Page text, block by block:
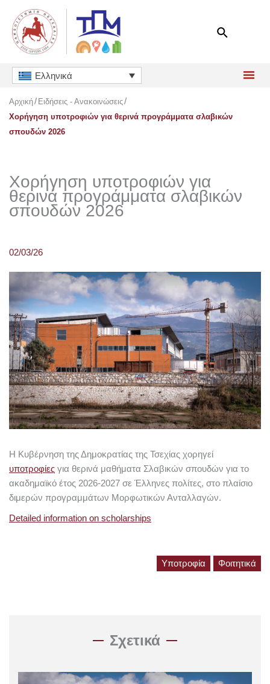
περιεχόμενο
Ελληνικά
Αρχική Ειδήσεις - Ανακοινώσεις
Χορήγηση υποτροφιών για θερινά προγράμματα σλαβικών
σπουδών 2026
Χορήγηση υποτροφιών για
θερινά προγράμματα σλαβικών
σπουδών 2026
02/03/26
Η Κυβέρνηση της Δημοκρατίας της Τσεχίας χορηγεί
υποτροφίες για θερινά μαθήματα Σλαβικών σπουδών για το
ακαδημαϊκό έτος 2026-2027 σε Έλληνες πολίτες, στο πλαίσιο
διμερών προγραμμάτων Μορφωτικών Ανταλλαγών.
Detailed information on scholarships
Υποτροφία Φοιτητικά
Σχετικά